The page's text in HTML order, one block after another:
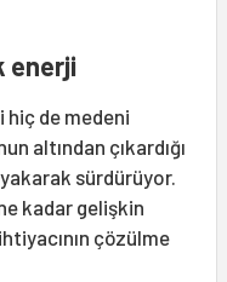
enerji
hiç de medeni
altından çıkardığı
yakarak sürdürüyor.
kadar gelişkin
çözülme